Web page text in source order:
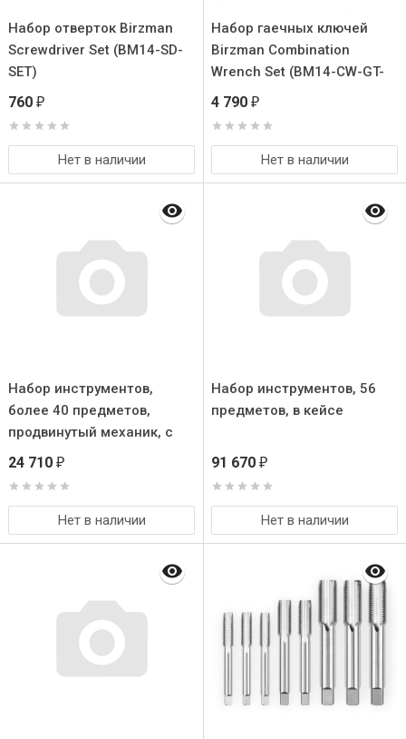
Набор отверток Birzman
Screwdriver Set (BM14-SD-
SET)
760 ₽
Нет в наличии
Набор гаечных ключей
Birzman Combination
Wrench Set (BM14-CW-GT-
SET)
4 790 ₽
Нет в наличии
Набор инструментов,
более 40 предметов,
продвинутый механик, с
ящиком для инстр.
24 710 ₽
Нет в наличии
Набор инструментов, 56
предметов, в кейсе
91 670 ₽
Нет в наличии